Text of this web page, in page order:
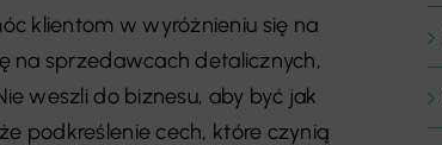
klientom w wyróżnieniu się na
na sprzedawcach detalicznych,
weszli do biznesu, aby być jak
podkreślenie cech, które czynią